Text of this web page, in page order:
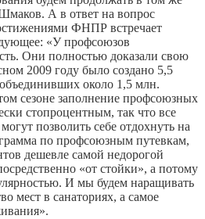
А в ответ на вопрос
ФНПР встречает
«У профсоюзов
Они полностью доказали свою
2009 году было создано 5,5
около 1,5 млн.
сезоне заполнение профсоюзных
стопроцентным, так что все
позволить себе отдохнуть на
по профсоюзным путевкам,
дешевле самой недорогой
«от стойки», а потому
И мы будем наращивать
мест в санаториях, а самое